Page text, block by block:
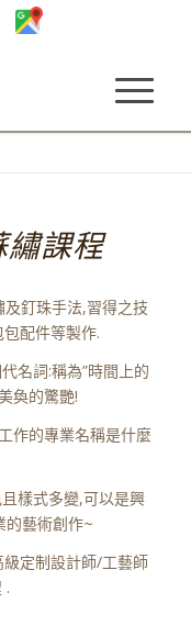
繡課程
釘珠手法,習得之技
配件等製作.
名詞:稱為”時間上的
奐的驚艷!
作的專業名稱是什麼
樣式多變,可以是興
的藝術創作~
定制設計師/工藝師
.